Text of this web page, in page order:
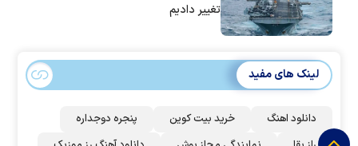
تغییر دادیم
لینک های مفید
دانلود اهنگ خرید بیت کوین
پنجره دوجداره